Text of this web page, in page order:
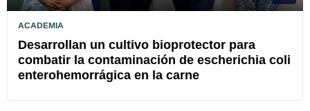
ACADEMIA
Desarrollan un cultivo bioprotector para
combatir la contaminación de escherichia coli
enterohemorrágica en la carne